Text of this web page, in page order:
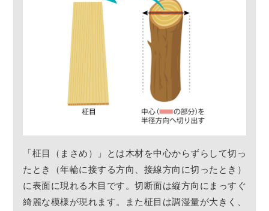
「柾目（まさめ）」とは木材を中心からずらして切っ
たとき（年輪に接する方向、接線方向に切ったとき）
に表面に現れる木目です。切断面は縦方向にまっすぐ
綺麗な模様が現れます。また柾目は調湿量が大きく、